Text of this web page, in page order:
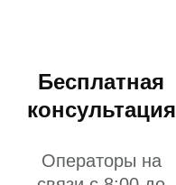
Бесплатная
консультация
Операторы на